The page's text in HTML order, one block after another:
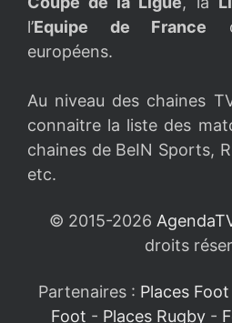
l’Equipe de France
européens.
Au niveau des chaines
connaitre la liste des
chaines de BeIN Sports,
etc.
© 2015-2026
droits
Partenaires : Places Foot
Foot - Places Rugby -